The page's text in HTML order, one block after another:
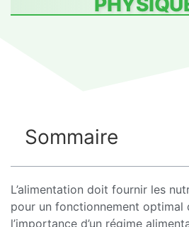
Sommaire
L’alimentation doit fournir les
pour un fonctionnement optimal
l’importance d’un régime